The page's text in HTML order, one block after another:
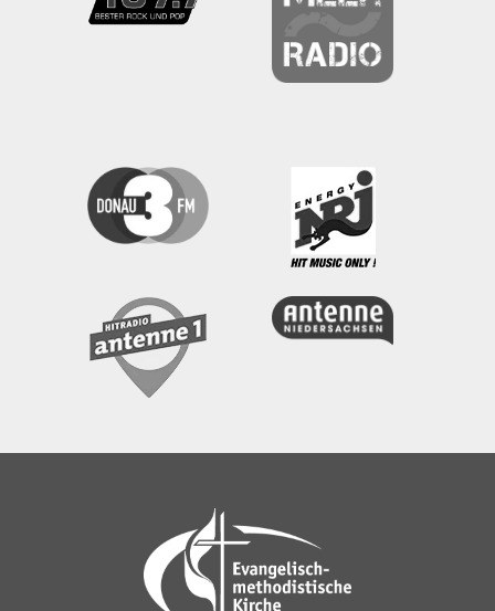
mich zu sehr in meiner Identität erschüttert.
Ich überlasse mich auch nicht mehr jedem
dunklen Weg in die Angst. Ich kann zu mir
ein „Vielleicht“ oder schlussendlich „Nein“ zu
hören. Ich muss nicht mehr weglaufen vor mir
selber. Ich bleibe bei mir und sage trotz allem
ja zu mir. Ein anderer hat das nämlich auch
schon getan. Und auch zu ihm darf ich aus
vollem Herzn„Ja“ sagen. Zu Gott, der mein
Leben in allen zu treffenden Entscheidungen
und Herausforderungen mit seinem Segen
Neugeborenen Christuskindes. Jesus Christus.
Lasst diese kleine Hand nicht ins Leere
greifen. Denn wer es mit diesem Kinde wagt,